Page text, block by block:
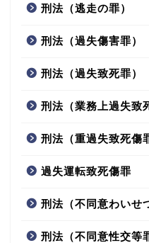
刑法（逃走の罪）
刑法（過失傷害罪）
刑法（過失致死罪）
刑法（業務上過失致
刑法（重過失致死傷
過失運転致死傷罪
刑法（不同意わいせ
刑法（不同意性交等